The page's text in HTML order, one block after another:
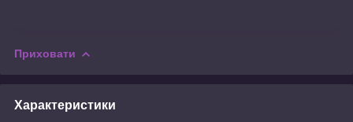
Приховати
Характеристики